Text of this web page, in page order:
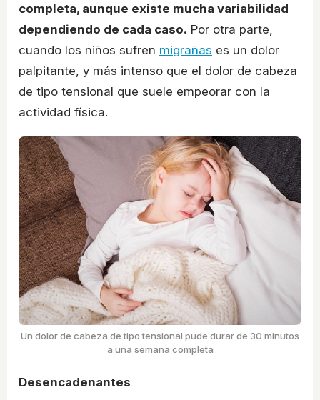
completa, aunque existe mucha variabilidad
dependiendo de cada caso. Por otra parte,
cuando los niños sufren migrañas es un dolor
palpitante, y más intenso que el dolor de cabeza
de tipo tensional que suele empeorar con la
actividad física.
Un dolor de cabeza de tipo tensional pude durar de 30 minutos
a una semana completa
Desencadenantes